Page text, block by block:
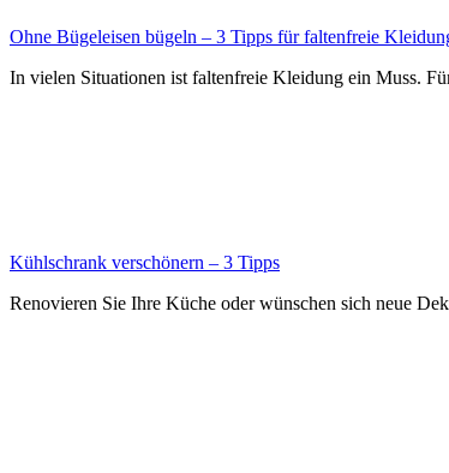
Ohne Bügeleisen bügeln – 3 Tipps für faltenfreie
In vielen Situationen ist faltenfreie Kleidung ein Muss.
Kühlschrank verschönern – 3 Tipps
Renovieren Sie Ihre Küche oder wünschen sich neue